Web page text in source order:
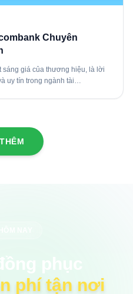
Chuyên
giá của thương hiệu, là lời
uy tín trong ngành tài…
phục
phí tận nơi